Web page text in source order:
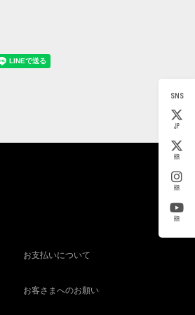
SNS
JP
KR
KR
KR
お支払いについて
お客さまへのお願い